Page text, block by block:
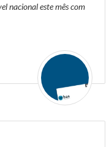
nacional este mês com